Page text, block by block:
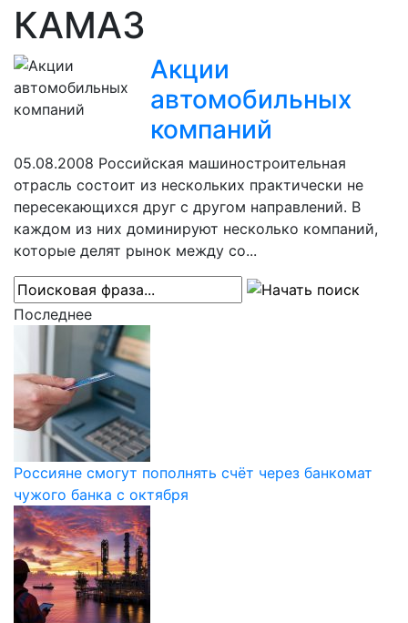
КАМАЗ
Акции
автомобильных
компаний
05.08.2008 Российская машиностроительная
отрасль состоит из нескольких практически не
пересекающихся друг с другом направлений. В
каждом из них доминируют несколько компаний,
которые делят рынок между со...
Последнее
Россияне смогут пополнять счёт через банкомат
чужого банка с октября